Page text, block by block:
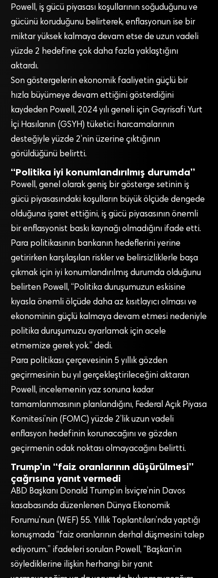
Powell, iş gücü piyasası koşullarının soğuduğunu ve
gücünü koruduğunu belirterek, enflasyonun ise bir
miktar yüksek kalmaya devam etse de uzun vadeli
yüzde 2 hedefine çok daha fazla yaklaştığını
aktardı.
Son göstergelerin ekonomik faaliyetin güçlü bir
hızla büyümeye devam ettiğini gösterdiğini
kaydeden Powell, 2024 yılı geneli için Gayrisafi Yurt
İçi Hasılanın (GSYH) tüketici harcamalarının
desteğiyle yüzde 2’nin üzerine çıktığının
görüldüğünü belirtti.
“Politika iyi konumlandırılmış durumda”
Powell, genel olarak geniş bir gösterge setinin iş
gücü piyasasındaki koşulların büyük ölçüde dengede
olduğuna işaret ettiğini, iş gücü piyasasının önemli
bir enflasyonist baskı kaynağı olmadığını ifade etti.
Para politikasının bankanın hedeflerini yerine
getirirken karşılaşılan riskler ve belirsizliklerle başa
çıkmak için iyi konumlandırılmış durumda olduğunu
belirten Powell, “Politika duruşumuzun eskisine
kıyasla önemli ölçüde daha az kısıtlayıcı olması ve
ekonominin güçlü kalmaya devam etmesi nedeniyle
politika duruşumuzu ayarlamak için acele
etmemize gerek yok.” dedi.
Para politikası çerçevesinin 5 yıllık gözden
geçirmesinin bu yıl gerçekleştirileceğini aktaran
Powell, incelemenin yaz sonuna kadar
tamamlanmasının planlandığını, Federal Açık Piyasa
Komitesi’nin (FOMC) yüzde 2’lik uzun vadeli
enflasyon hedefinin korunacağını ve gözden
geçirmenin odak noktası olmayacağını belirtti.
Trump’ın “faiz oranlarının düşürülmesi”
çağrısına yanıt vermedi
ABD Başkanı Donald Trump’ın İsviçre’nin Davos
kasabasında düzenlenen Dünya Ekonomik
Forumu’nun (WEF) 55. Yıllık Toplantıları’nda yaptığı
konuşmada “faiz oranlarının derhal düşmesini talep
ediyorum.” ifadeleri sorulan Powell, “Başkan’ın
söylediklerine ilişkin herhangi bir yanıt